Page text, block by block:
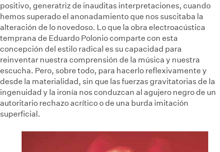
positivo, generatriz de inauditas interpretaciones, cuando
hemos superado el anonadamiento que nos suscitaba la
alteración de lo novedoso. Lo que la obra electroacústica
temprana de Eduardo Polonio comparte con esta
concepción del estilo radical es su capacidad para
reinventar nuestra comprensión de la música y nuestra
escucha. Pero, sobre todo, para hacerlo reflexivamente y
desde la materialidad, sin que las fuerzas gravitatorias de la
ingenuidad y la ironía nos conduzcan al agujero negro de un
autoritario rechazo acrítico o de una burda imitación
superficial.